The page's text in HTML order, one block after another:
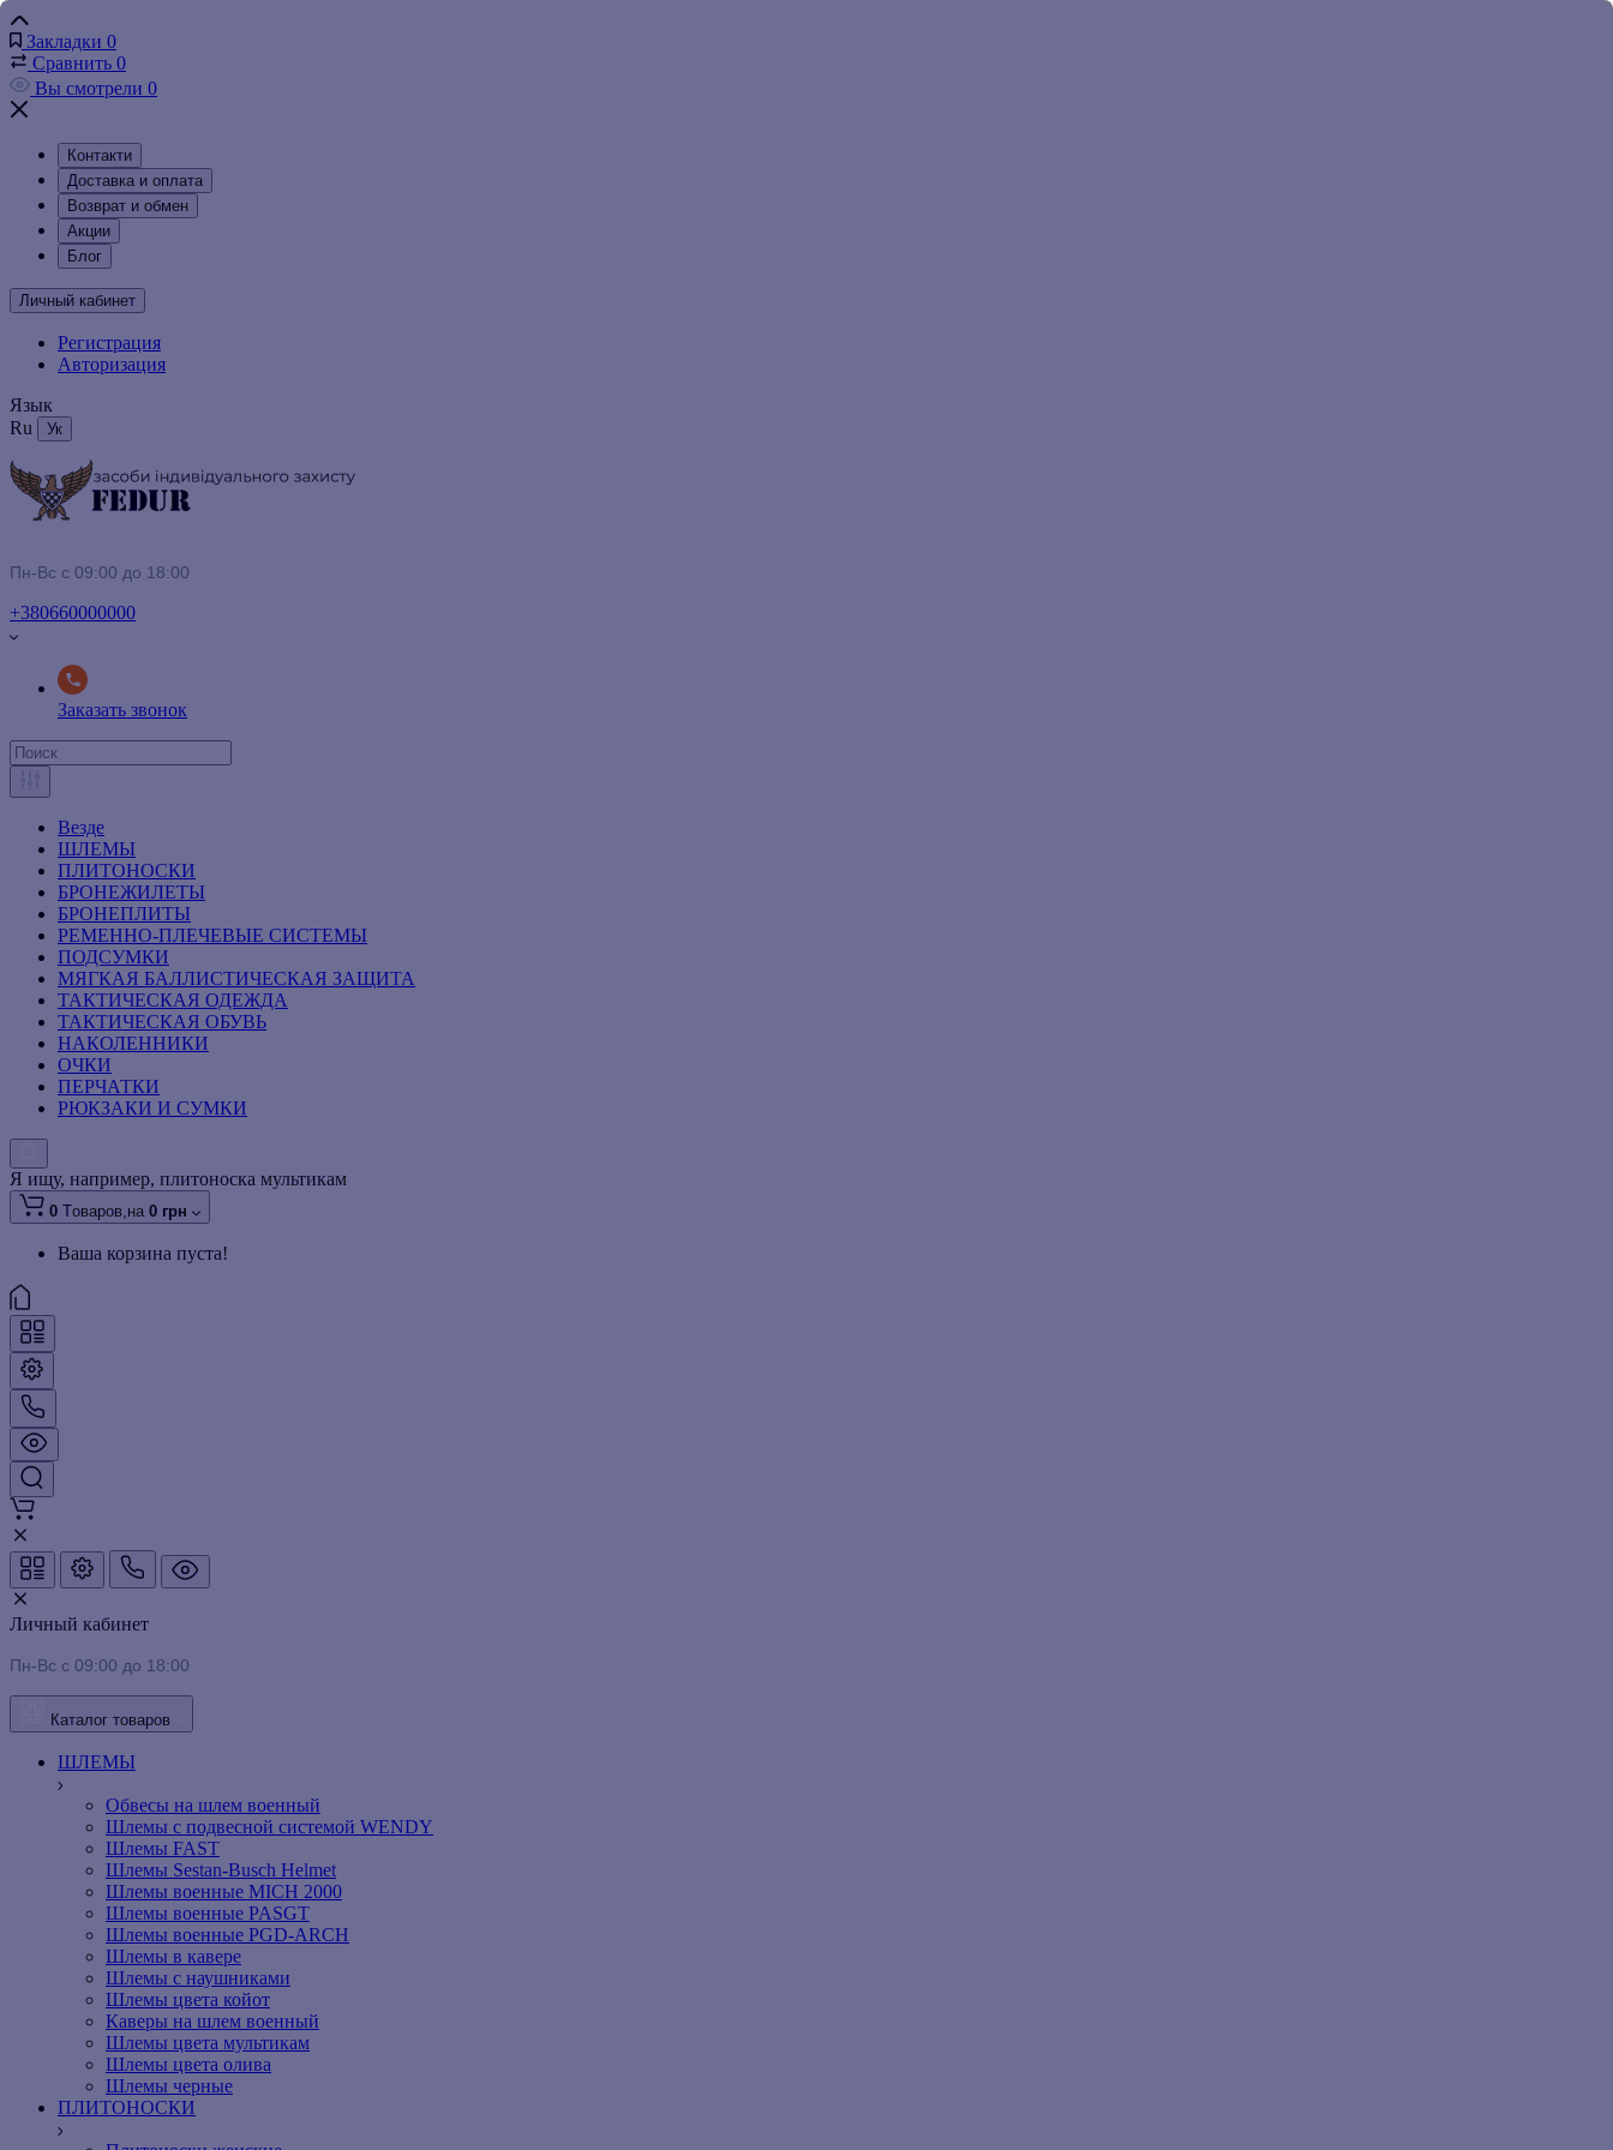
Закладки 0
Сравнить 0
Вы смотрели 0
Контакти
Доставка и оплата
Возврат и обмен
Акции
Блог
Личный кабинет
Регистрация
Авторизация
Язык
Ru
Ук
Пн-Вс с 09:00 до 18:00
+380660000000
Заказать звонок
Везде
ШЛЕМЫ
ПЛИТОНОСКИ
БРОНЕЖИЛЕТЫ
БРОНЕПЛИТЫ
РЕМЕННО-ПЛЕЧЕВЫЕ СИСТЕМЫ
ПОДСУМКИ
МЯГКАЯ БАЛЛИСТИЧЕСКАЯ ЗАЩИТА
ТАКТИЧЕСКАЯ ОДЕЖДА
ТАКТИЧЕСКАЯ ОБУВЬ
НАКОЛЕННИКИ
ОЧКИ
ПЕРЧАТКИ
РЮКЗАКИ И СУМКИ
Я ищу, например, плитоноска мультикам
0 Tоваров,на 0 грн
Ваша корзина пуста!
Личный кабинет
Пн-Вс с 09:00 до 18:00
Каталог товаров
ШЛЕМЫ
Обвесы на шлем военный
Шлемы c подвесной системой WENDY
Шлемы FAST
Шлемы Sestan-Busch Helmet
Шлемы военные MICH 2000
Шлемы военные PASGT
Шлемы военные PGD-ARCH
Шлемы в кавере
Шлемы с наушниками
Шлемы цвета койот
Каверы на шлем военный
Шлемы цвета мультикам
Шлемы цвета олива
Шлемы черные
ПЛИТОНОСКИ